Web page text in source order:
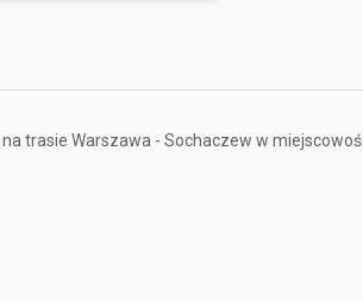
trasie Warszawa - Sochaczew w